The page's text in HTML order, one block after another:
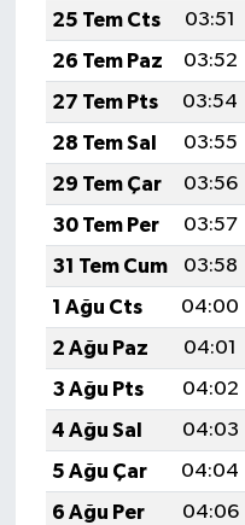
25 Tem Cts
03:51
26 Tem Paz
03:52
27 Tem Pts
03:54
28 Tem Sal
03:55
29 Tem Çar
03:56
30 Tem Per
03:57
31 Tem Cum
03:58
1 Ağu Cts
04:00
2 Ağu Paz
04:01
3 Ağu Pts
04:02
4 Ağu Sal
04:03
5 Ağu Çar
04:04
6 Ağu Per
04:06